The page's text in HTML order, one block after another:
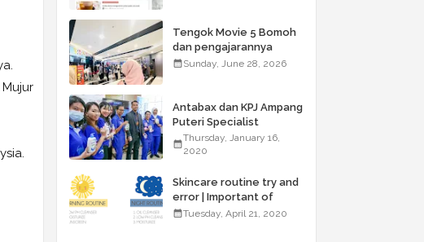
Tengok Movie 5 Bomoh
dan pengajarannya
Sunday, June 28, 2026
Antabax dan KPJ Ampang
Puteri Specialist
Hospital Anjur Kembali
Kempen ABC for Health
Thursday, January 16,
2020
Skincare routine try and
error | Important of
double cleansing
Tuesday, April 21, 2020